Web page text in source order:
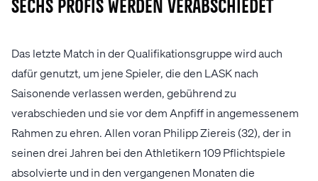
Sechs Profis werden verabschiedet
Das letzte Match in der Qualifikationsgruppe wird auch
dafür genutzt, um jene Spieler, die den LASK nach
Saisonende verlassen werden, gebührend zu
verabschieden und sie vor dem Anpfiff in angemessenem
Rahmen zu ehren. Allen voran Philipp Ziereis (32), der in
seinen drei Jahren bei den Athletikern 109 Pflichtspiele
absolvierte und in den vergangenen Monaten die